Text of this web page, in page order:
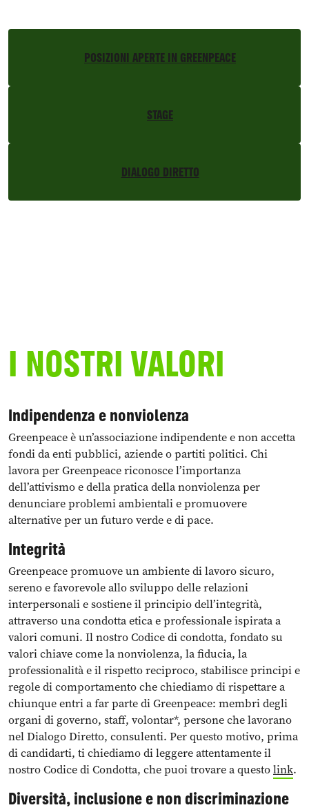
POSIZIONI APERTE IN GREENPEACE
STAGE
DIALOGO DIRETTO
I NOSTRI VALORI
Indipendenza e nonviolenza
Greenpeace è un’associazione indipendente e non accetta
fondi da enti pubblici, aziende o partiti politici. Chi
lavora per Greenpeace riconosce l’importanza
dell’attivismo e della pratica della nonviolenza per
denunciare problemi ambientali e promuovere
alternative per un futuro verde e di pace.
Integrità
Greenpeace promuove un ambiente di lavoro sicuro,
sereno e favorevole allo sviluppo delle relazioni
interpersonali e sostiene il principio dell’integrità,
attraverso una condotta etica e professionale ispirata a
valori comuni. Il nostro Codice di condotta, fondato su
valori chiave come la nonviolenza, la fiducia, la
professionalità e il rispetto reciproco, stabilisce principi e
regole di comportamento che chiediamo di rispettare a
chiunque entri a far parte di Greenpeace: membri degli
organi di governo, staff, volontar*, persone che lavorano
nel Dialogo Diretto, consulenti. Per questo motivo, prima
di candidarti, ti chiediamo di leggere attentamente il
nostro Codice di Condotta, che puoi trovare a questolink.
Diversità, inclusione e non discriminazione